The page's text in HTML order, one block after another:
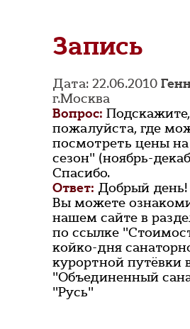
Запись
Дата: 22.06.2010
г.Москва
Вопрос: Подскажите,
пожалуйста, где
посмотреть цены
сезон" (ноябрь-
Спасибо.
Ответ: Добрый
Вы можете
нашем сайте в
по ссылке
койко-дня
курортной путёвки
"Объединенный
"Русь"